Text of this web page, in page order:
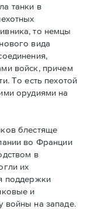
танки в
то немцы
вида
войск, причем
То есть пехотой
орудиями на
блестяще
во Франции
в
их
поддержки
и
войны на западе.